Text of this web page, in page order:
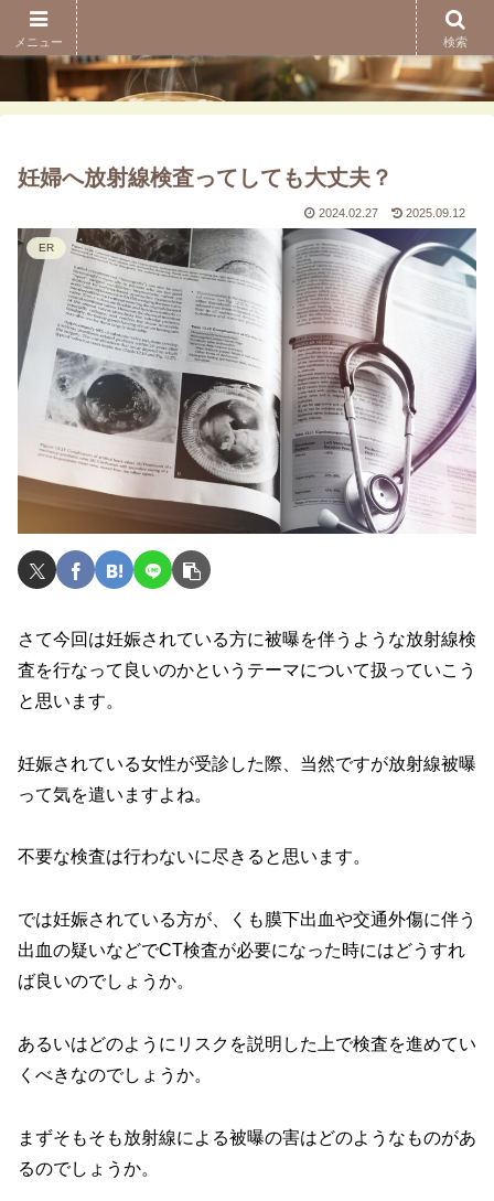
妊婦へ放射線検査ってしても大丈夫？
2024.02.27 2025.09.12
ER
さて今回は妊娠されている方に被曝を伴うような放射線検
査を行なって良いのかというテーマについて扱っていこう
と思います。
妊娠されている女性が受診した際、当然ですが放射線被曝
って気を遣いますよね。
不要な検査は行わないに尽きると思います。
では妊娠されている方が、くも膜下出血や交通外傷に伴う
出血の疑いなどでCT検査が必要になった時にはどうすれ
ば良いのでしょうか。
あるいはどのようにリスクを説明した上で検査を進めてい
くべきなのでしょうか。
まずそもそも放射線による被曝の害はどのようなものがあ
るのでしょうか。
メニュー 検索